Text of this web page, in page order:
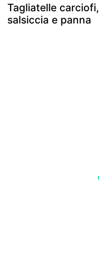
Tagliatelle carciofi,
salsiccia e panna